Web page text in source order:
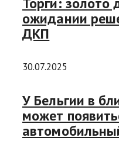
ожидании
ДКП
30.07.2025
У Бельгии в
может